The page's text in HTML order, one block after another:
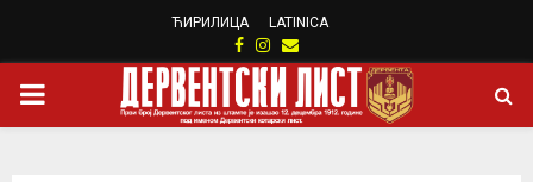
ЋИРИЛИЦА LATINICA
Facebook
Instagram
Email
PRIMARY